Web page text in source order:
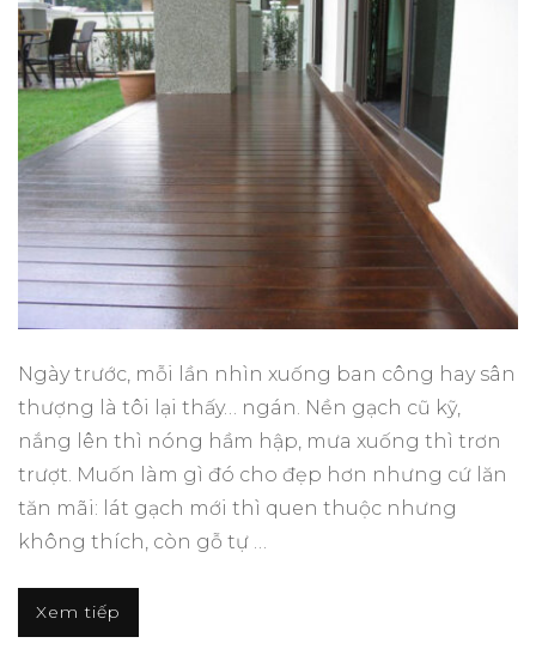
Ngày trước, mỗi lần nhìn xuống ban công hay sân
thượng là tôi lại thấy… ngán. Nền gạch cũ kỹ,
nắng lên thì nóng hầm hập, mưa xuống thì trơn
trượt. Muốn làm gì đó cho đẹp hơn nhưng cứ lăn
tăn mãi: lát gạch mới thì quen thuộc nhưng
không thích, còn gỗ tự …
Xem tiếp